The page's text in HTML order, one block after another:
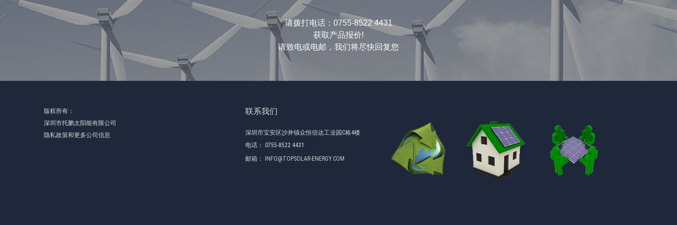
请拨打电话：0755-8522 4431
获取产品报价!
请致电或电邮，我们将尽快回复您
版权所有：
深圳市托鹏太阳能有限公司
隐私政策和更多公司信息
联系我们
深圳市宝安区沙井镇众恒信达工业园C栋4楼
电话：
0755-8522 4431
邮箱：
INFO@TOPSOLAR-ENERGY.COM